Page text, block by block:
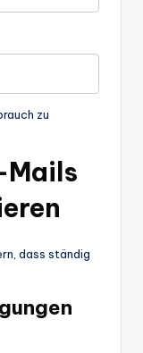
zu
dass ständig